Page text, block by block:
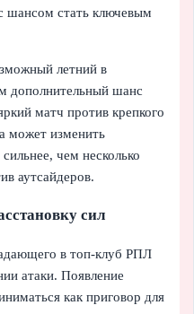
шансом стать ключевым
летний в
дополнительный шанс
матч против крепкого
может изменить
чем несколько
аутсайдеров.
сил
в топ-клуб РПЛ
атаки. Появление
как приговор для